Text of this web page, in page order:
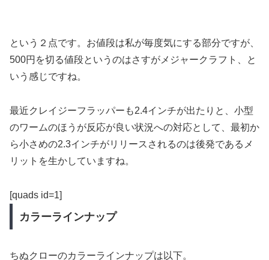
という２点です。お値段は私が毎度気にする部分ですが、
500円を切る値段というのはさすがメジャークラフト、と
いう感じですね。
最近クレイジーフラッパーも2.4インチが出たりと、小型
のワームのほうが反応が良い状況への対応として、最初か
ら小さめの2.3インチがリリースされるのは後発であるメ
リットを生かしていますね。
[quads id=1]
カラーラインナップ
ちぬクローのカラーラインナップは以下。